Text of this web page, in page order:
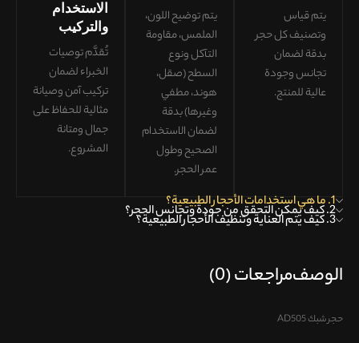
يتم قياس
وتصنيف كل حجر
بدقة لضمان
تجانس وجودة
عالية للمنتج.
يتم توضيح اللون،
الملمس، مقاومة
التآكل ونوع
السطح (صقل،
هوند، مطفي
وغيرها) بدقة
لضمانالاستخدام
الصحيح وطول
عمر الحجر.
الاستخدام
والتركيب
تُقدَّم توصيات
الخبراء لضمان
تركيب آمن وصيانة
مثاليةللحفاظ على
جمال ومتانة
المشروع.
1. ما هي استخدامات الأحجار الطبيعية؟
2. كيف يمكن التحقق من جودة وتجانس الحجر؟
3. كيف يتم العناية وتنظيف الأحجار الطبيعية؟
الوصفمراجعات (0)
حجر شبك AD505